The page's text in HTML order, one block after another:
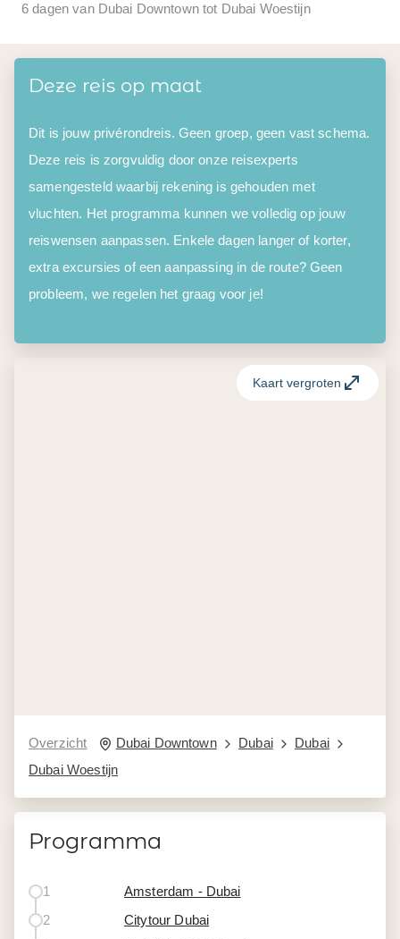
6 dagen van Dubai Downtown tot Dubai Woestijn
Deze reis op maat
Dit is jouw privérondreis. Geen groep, geen vast schema.
Deze reis is zorgvuldig door onze reisexperts
samengesteld waarbij rekening is gehouden met
vluchten. Het programma kunnen we volledig op jouw
reiswensen aanpassen. Enkele dagen langer of korter,
extra excursies of een aanpassing in de route? Geen
probleem, we regelen het graag voor je!
Overzicht Dubai Downtown Dubai
Dubai
Dubai Woestijn
Kaart vergroten
Programma
1
Amsterdam - Dubai
2
Citytour Dubai